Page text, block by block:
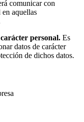
comunicar con
aquellas
personal. Es
datos de carácter
de dichos datos.